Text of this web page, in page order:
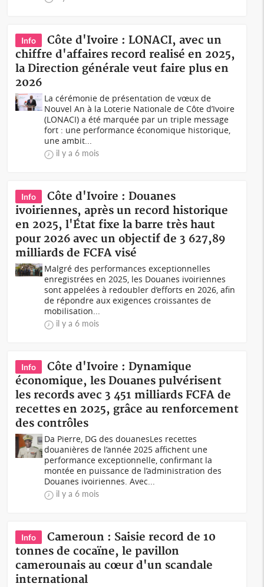
Info
Côte d'Ivoire : LONACI, avec un
chiffre d'affaires record realisé en 2025,
la Direction générale veut faire plus en
2026
La cérémonie de présentation de vœux de
Nouvel An à la Loterie Nationale de Côte d’Ivoire
(LONACI) a été marquée par un triple message
fort : une performance économique historique,
une ambit...
il y a 6 mois
Info
Côte d'Ivoire : Douanes
ivoiriennes, après un record historique
en 2025, l'État fixe la barre très haut
pour 2026 avec un objectif de 3 627,89
milliards de FCFA visé
Malgré des performances exceptionnelles
enregistrées en 2025, les Douanes ivoiriennes
sont appelées à redoubler d’efforts en 2026, afin
de répondre aux exigences croissantes de
mobilisation...
il y a 6 mois
Info
Côte d'Ivoire : Dynamique
économique, les Douanes pulvérisent
les records avec 3 451 milliards FCFA de
recettes en 2025, grâce au renforcement
des contrôles
Da Pierre, DG des douanesLes recettes
douanières de l’année 2025 affichent une
performance exceptionnelle, confirmant la
montée en puissance de l’administration des
Douanes ivoiriennes. Avec...
il y a 6 mois
Info
Cameroun : Saisie record de 10
tonnes de cocaïne, le pavillon
camerounais au cœur d'un scandale
international